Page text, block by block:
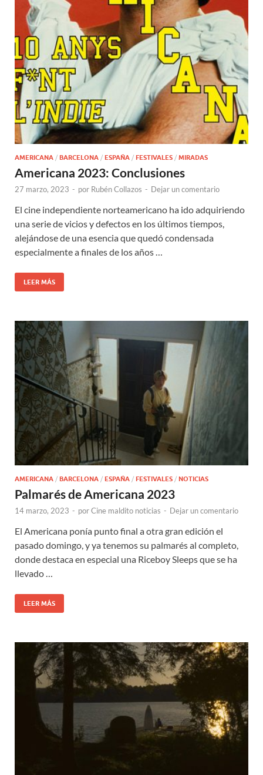
AMERICANA / BARCELONA / ESPAÑA / FESTIVALES / MIRADAS
Americana 2023: Conclusiones
27 marzo, 2023 - por Rubén Collazos - Dejar un comentario
El cine independiente norteamericano ha ido adquiriendo
una serie de vicios y defectos en los últimos tiempos,
alejándose de una esencia que quedó condensada
especialmente a finales de los años …
LEER MÁS
AMERICANA / BARCELONA / ESPAÑA / FESTIVALES / NOTICIAS
Palmarés de Americana 2023
14 marzo, 2023 - porCine maldito noticias - Dejar un comentario
El Americana ponía punto final a otra gran edición el
pasado domingo, y ya tenemos su palmarés al completo,
donde destaca en especial una Riceboy Sleeps que se ha
llevado …
LEER MÁS